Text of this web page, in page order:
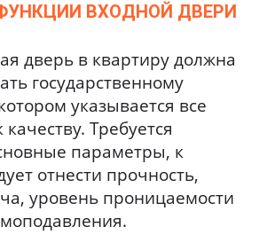
ВХОДНОЙ ДВЕРИ
дверь в квартиру должна
государственному
указывается все
Требуется
параметры, к
отнести прочность,
уровень проницаемости